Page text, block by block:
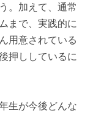
。加えて、通常
まで、実践的に
用意されている
押ししているに
生が今後どんな